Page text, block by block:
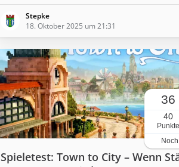
Stepke
18. Oktober 2025 um 21:31
36
40
Punkte
Spieletest: Town to City – Wenn